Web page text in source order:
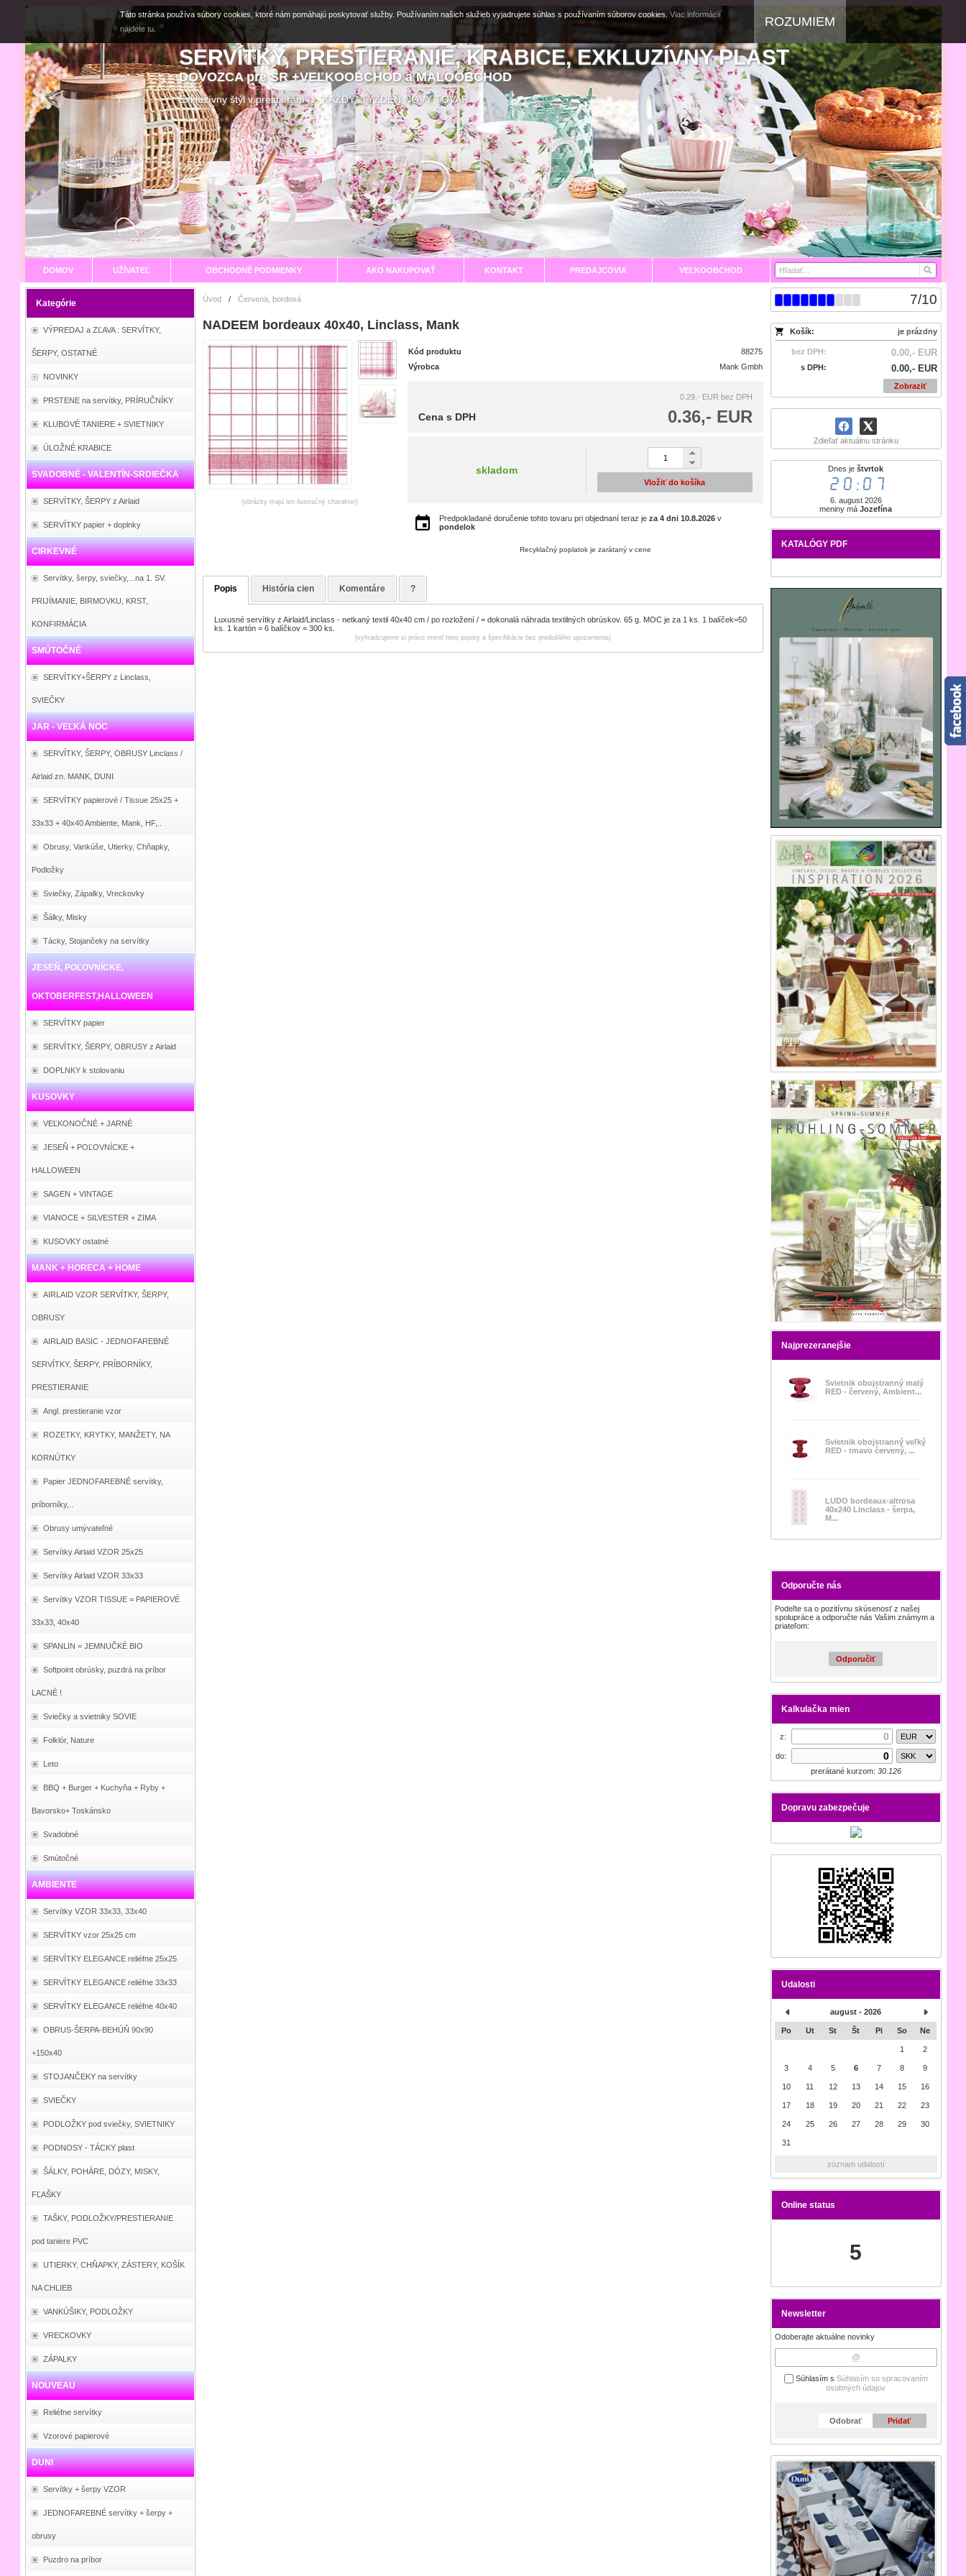
SERVÍTKY, PRESTIERANIE, KRABICE, EXKLUZÍVNY PLAST
DOVOZCA pre SR +VEĽKOOBCHOD a MALOOBCHOD
Exkluzívny štýl v prestieraní KAŽDÝ TÝŽDEŇ NOVÝ TOVAR
DOMOV UŽÍVATEĽ OBCHODNÉ PODMIENKY AKO NAKUPOVAŤ KONTAKT PREDAJCOVIA VEĽKOOBCHOD
Kategórie
VÝPREDAJ a ZĽAVA : SERVÍTKY,
ŠERPY, OSTATNÉ
NOVINKY
PRSTENE na servítky, PRÍRUČNÍKY
KLUBOVÉ TANIERE + SVIETNIKY
ÚLOŽNÉ KRABICE
SVADOBNÉ - VALENTÍN-SRDIEČKA
SERVÍTKY, ŠERPY z Airlaid
SERVÍTKY papier + doplnky
CIRKEVNÉ
Servítky, šerpy, sviečky,...na 1. SV.
PRIJÍMANIE, BIRMOVKU, KRST,
KONFIRMÁCIA
SMÚTOČNÉ
SERVÍTKY+ŠERPY z Linclass,
SVIEČKY
JAR - VEĽKÁ NOC
SERVÍTKY, ŠERPY, OBRUSY Linclass /
Airlaid zn. MANK, DUNI
SERVÍTKY papierové / Tissue 25x25 +
33x33 + 40x40 Ambiente, Mank, HF,..
Obrusy, Vankúše, Utierky, Chňapky,
Podložky
Sviečky, Zápalky, Vreckovky
Šálky, Misky
Tácky, Stojančeky na servítky
JESEŇ, POĽOVNÍCKE,
OKTOBERFEST,HALLOWEEN
SERVÍTKY papier
SERVÍTKY, ŠERPY, OBRUSY z Airlaid
DOPLNKY k stolovaniu
KUSOVKY
VEĽKONOČNÉ + JARNÉ
JESEŇ + POĽOVNÍCKE +
HALLOWEEN
SAGEN + VINTAGE
VIANOCE + SILVESTER + ZIMA
KUSOVKY ostatné
MANK + HORECA + HOME
AIRLAID VZOR SERVÍTKY, ŠERPY,
OBRUSY
AIRLAID BASIC - JEDNOFAREBNÉ
SERVÍTKY, ŠERPY, PRÍBORNÍKY,
PRESTIERANIE
Angl. prestieranie vzor
ROZETKY, KRYTKY, MANŽETY, NA
KORNÚTKY
Papier JEDNOFAREBNÉ servítky,
príborníky,..
Obrusy umývateľné
Servítky Airlaid VZOR 25x25
Servítky Airlaid VZOR 33x33
Servítky VZOR TISSUE = PAPIEROVÉ
33x33, 40x40
SPANLIN = JEMNUČKÉ BIO
Softpoint obrúsky, puzdrá na príbor
LACNÉ !
Sviečky a svietniky SOVIE
Folklór, Nature
Leto
BBQ + Burger + Kuchyňa + Ryby +
Bavorsko+ Toskánsko
Svadobné
Smútočné
AMBIENTE
Servítky VZOR 33x33, 33x40
SERVÍTKY vzor 25x25 cm
SERVÍTKY ELEGANCE reliéfne 25x25
SERVÍTKY ELEGANCE reliéfne 33x33
SERVÍTKY ELEGANCE reliéfne 40x40
OBRUS-ŠERPA-BEHÚŇ 90x90
+150x40
STOJANČEKY na servítky
SVIEČKY
PODLOŽKY pod sviečky, SVIETNIKY
PODNOSY - TÁCKY plast
ŠÁLKY, POHÁRE, DÓZY, MISKY,
FĽAŠKY
TAŠKY, PODLOŽKY/PRESTIERANIE
pod taniere PVC
UTIERKY, CHŇAPKY, ZÁSTERY, KOŠÍK
NA CHLIEB
VANKÚŠIKY, PODLOŽKY
VRECKOVKY
ZÁPALKY
NOUVEAU
Reliéfne servítky
Vzorové papierové
DUNI
Servítky + šerpy VZOR
JEDNOFAREBNÉ servítky + šerpy +
obrusy
Puzdro na príbor
7/10
Košík: je prázdny
bez DPH: 0.00,- EUR
s DPH: 0.00,- EUR
Zobraziť
Zdieľať aktuálnu stránku
Dnes ještvrtok
20:07
6. august 2026
meniny máJozefína
KATALÓGY PDF
Najprezeranejšie
Svietnik obojstranný malý
RED - červený, Ambient...
Svietnik obojstranný veľký
RED - tmavo červený, ...
LUDO bordeaux-altrosa
40x240 Linclass - šerpa,
M...
Odporučte nás
Podeľte sa o pozitívnu skúsenosť z našej
spolupráce a odporučte nás Vašim známym a
priateľom:
Odporučiť
Kalkulačka mien
z:
do:
prerátané kurzom: 30.126
Dopravu zabezpečuje
Udalosti
august - 2026
Po Ut St Št Pi So Ne
1 2
3 4 5 6 7 8 9
10 11 12 13 14 15 16
17 18 19 20 21 22 23
24 25 26 27 28 29 30
31
zoznam udalostí
Online status
5
Newsletter
Odoberajte aktuálne novinky
Súhlasím s Súhlasím so spracovaním
osobných údajov
Odobrať Pridať
Úvod / Červená, bordová
NADEEM bordeaux 40x40, Linclass, Mank
(obrázky majú len ilustračný charakter)
Kód produktu
88275
Výrobca
Mank Gmbh
0.29,- EUR bez DPH
0.36,- EUR
Cena s DPH
skladom
Vložiť do košíka
Predpokladané doručenie tohto tovaru pri objednaní teraz je za 4 dni 10.8.2026v
pondelok
Recyklačný poplatok je zarátaný v cene
Popis História cien Komentáre ?
Luxusné servítky z Airlaid/Linclass - netkaný textil 40x40 cm / po rozložení / = dokonalá náhrada textilných obrúskov. 65 g. MOC je za 1 ks. 1 balíček=50
ks. 1 kartón = 6 balíčkov = 300 ks.
(vyhradzujeme si právo meniť tieto popisy a špecifikácie bez predošlého upozornenia)
Táto stránka používa súbory cookies, ktoré nám pomáhajú poskytovať služby. Používaním našich služieb vyjadrujete súhlas s používaním súborov cookies. Viac informácií
nájdete tu.
ROZUMIEM